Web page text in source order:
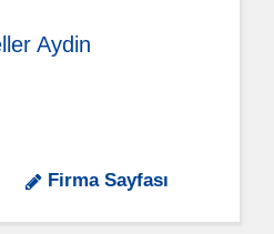
Aydin
Firma Sayfası